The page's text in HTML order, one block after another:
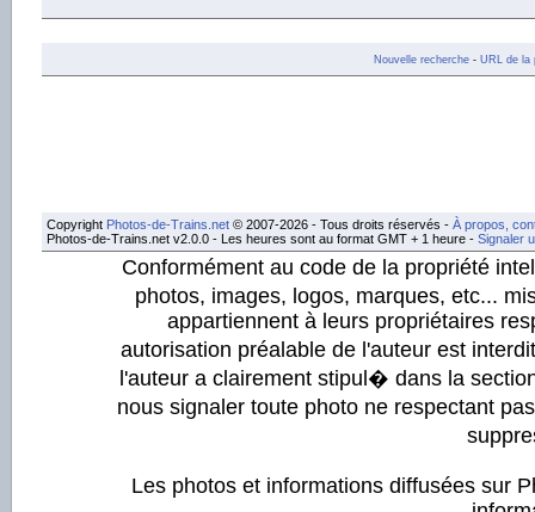
Nouvelle recherche- URL de la
Copyright Photos-de-Trains.net © 2007-2026 - Tous droits réservés - À propos,
Photos-de-Trains.net v2.0.0 - Les heures sont au format GMT + 1 heure - Signaler
Conformément au code de la propriété
photos, images, logos, marques, etc...
appartiennent à leurs propriétaires
autorisation préalable de l'auteur est
l'auteur a clairement stipul� dans la
nous signaler toute photo ne respectant
Les photos et informations diffusées sur